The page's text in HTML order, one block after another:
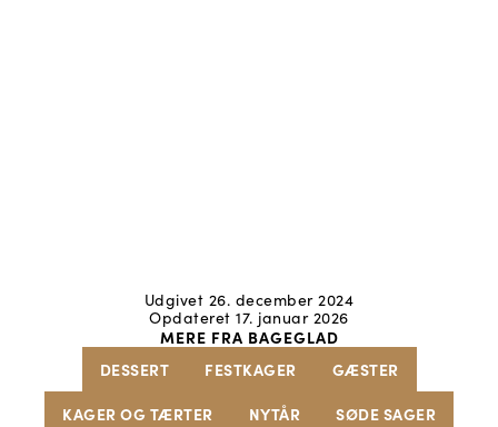
Udgivet 26. december 2024
Opdateret 17. januar 2026
MERE FRA BAGEGLAD
DESSERT
FESTKAGER
GÆSTER
KAGER OG TÆRTER
NYTÅR
SØDE SAGER